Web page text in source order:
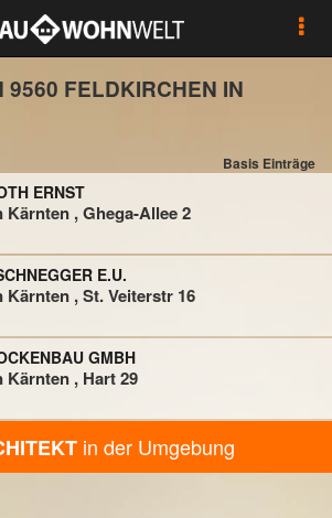
9560 FELDKIRCHEN IN
Basis Einträge
ERNST
Kärnten , Ghega-Allee 2
E.U.
Kärnten , St. Veiterstr 16
GMBH
Kärnten , Hart 29
in der Umgebung